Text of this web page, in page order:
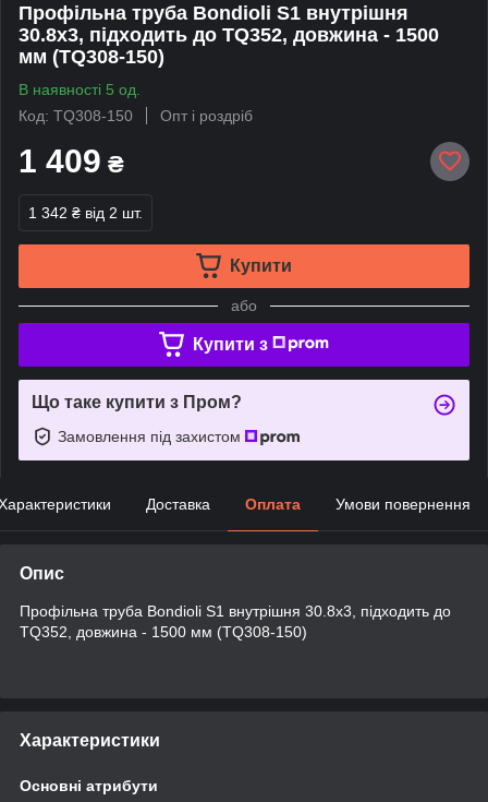
Профільна труба Bondioli S1 внутрішня
30.8x3, підходить до TQ352, довжина - 1500
мм (TQ308-150)
В наявності 5 од.
Код: TQ308-150
Опт і роздріб
1 409 ₴
1 342 ₴ від 2 шт.
Купити
або
Купити з
Що таке купити з Пром?
Замовлення під захистом
Доставка Оплата Умови повернення
Опис
Профільна труба Bondioli S1 внутрішня 30.8x3, підходить до
TQ352, довжина - 1500 мм (TQ308-150)
Характеристики
Основні атрибути